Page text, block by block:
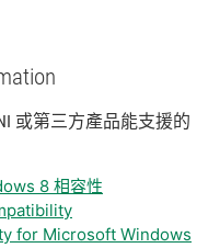
或第三方產品能支援的
8 相容性
for Microsoft Windows